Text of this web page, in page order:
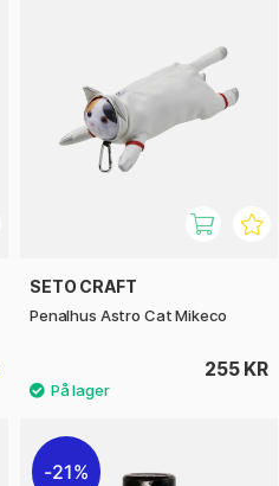
SETO CRAFT
Penalhus Astro Cat Mikeco
255 KR
21%